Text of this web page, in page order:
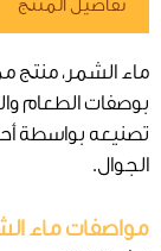
تفاصيل المنتج
ماء الشمر، منتج
بوصفات الطعام
تصنيعه بواسطة
الجوال.
مواصفات ماء